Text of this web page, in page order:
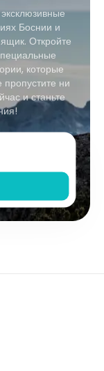
Боснии и
Откройте
которые
ни
и станьте